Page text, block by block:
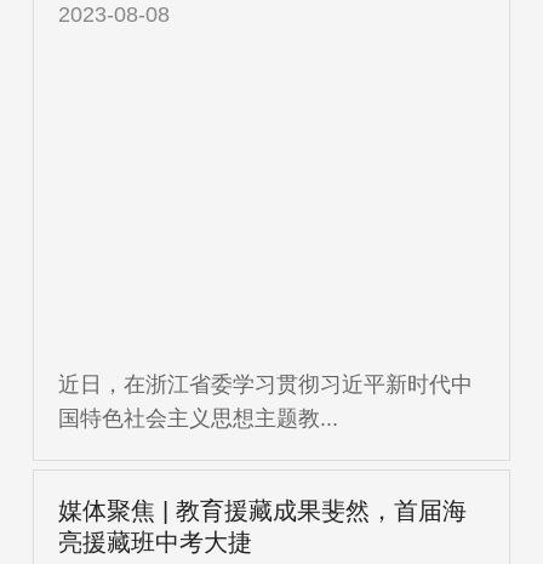
2023-08-08
近日，在浙江省委学习贯彻习近平新时代中
国特色社会主义思想主题教...
媒体聚焦 | 教育援藏成果斐然，首届海
亮援藏班中考大捷